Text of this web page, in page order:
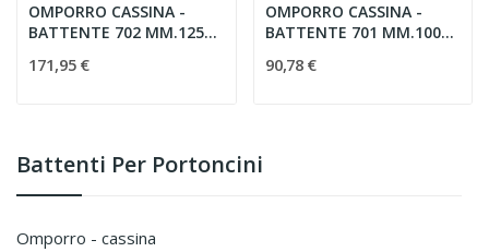
Battenti Per Portoncini
omporro - cassina
OMPORRO CASSINA -
BATTENTE 702 MM.125
171,95 €
OMPORRO CASSINA -
BATTENTE 701 MM.100
90,78 €